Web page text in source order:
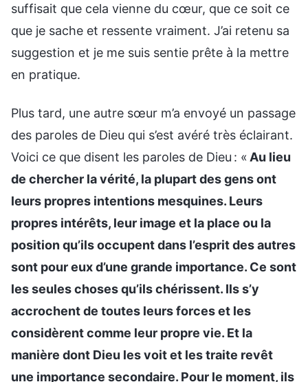
suffisait que cela vienne du cœur, que ce soit ce
que je sache et ressente vraiment. J’ai retenu sa
suggestion et je me suis sentie prête à la mettre
en pratique.
Plus tard, une autre sœur m’a envoyé un passage
des paroles de Dieu qui s’est avéré très éclairant.
Voici ce que disent les paroles de Dieu : « Au lieu
de chercher la vérité, la plupart des gens ont
leurs propres intentions mesquines. Leurs
propres intérêts, leur image et la place ou la
position qu’ils occupent dans l’esprit des autres
sont pour eux d’une grande importance. Ce sont
les seules choses qu’ils chérissent. Ils s’y
accrochent de toutes leurs forces et les
considèrent comme leur propre vie. Et la
manière dont Dieu les voit et les traite revêt
une importance secondaire. Pour le moment, ils